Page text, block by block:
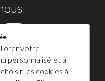
à Sutton
8455
votre
personnalisé et à
les cookies à